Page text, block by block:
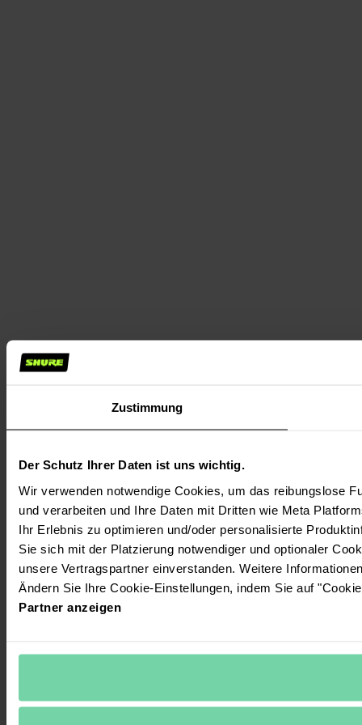
Zustimmung
Der Schutz Ihrer Daten ist uns wichtig.
Wir verwenden notwendige Cookies, um das reibungslose
und verarbeiten und Ihre Daten mit Dritten wie Meta
Ihr Erlebnis zu optimieren und/oder personalisierte
Sie sich mit der Platzierung notwendiger und optionaler
unsere Vertragspartner einverstanden. Weitere
Ändern Sie Ihre Cookie-Einstellungen, indem Sie auf
Partner anzeigen